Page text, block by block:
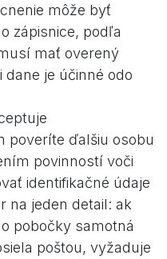
môže byť
zápisnice, podľa
mať overený
dane je účinné odo
poveríte ďalšiu osobu
povinností voči
identifikačné údaje
na jeden detail: ak
pobočky samotná
poštou, vyžaduje